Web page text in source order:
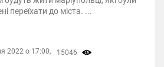
переїхати до міста. ...
2022 о 17:00, 15046